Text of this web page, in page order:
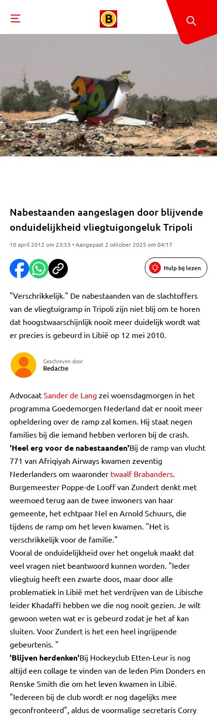
Nabestaanden aangeslagen door blijvende
onduidelijkheid vliegtuigongeluk Tripoli
10 april 2012 om 23:53 • Aangepast 2 oktober 2025 om 04:17
Hulp bij lezen
"Verschrikkelijk." De nabestaanden van de slachtoffers
van de vliegtuigramp in Tripoli zijn niet blij om te horen
dat hoogstwaarschijnlijk nooit meer duidelijk wordt wat
er precies is gebeurd in Libië op 12 mei 2010.
Geschreven door
Redactie
Advocaat Sander de Lang zei woensdagmorgen in het
programma Goedemorgen Nederland dat er nooit meer
opheldering over de ramp zal komen. Hij staat negen
families bij die iemand hebben verloren bij de crash.
'Heel erg voor de nabestaanden'Bij de ramp van vlucht
771 van Afriqiyah Airways kwamen zeventig
Nederlanders om waaronder twaalf Brabanders.
Burgemeester Poppe-de Looff van Zundert denkt met
weemoed terug aan de twee inwoners van haar
gemeente, het echtpaar Nel en Arnold Schuurs, die
tijdens de ramp om het leven kwamen. "Het is
verschrikkelijk voor de familie."
Vooral de onduidelijkheid over het ongeluk maakt dat
veel vragen niet beantwoord kunnen worden. "Ieder
vliegtuig heeft een zwarte doos, maar door alle
problematiek in Libië met het verdrijven van de Libische
leider Khadaffi hebben we die nog nooit gezien. Je wilt
gewoon weten wat er is gebeurd zodat je het af kan
sluiten. Voor Zundert is het een heel ingrijpende
gebeurtenis. "
'Blijven herdenken'Bij Hockeyclub Etten-Leur is nog
altijd een collage te vinden van de leden Pim Donders en
Renske Smith die om het leven kwamen in Libië.
"Iedereen bij de club wordt er nog dagelijks mee
geconfronteerd", aldus de voormalige secretaris Corry